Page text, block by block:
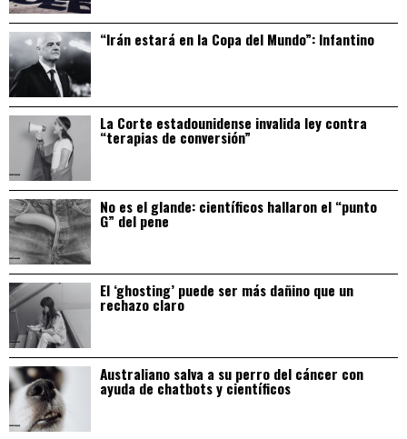
“Irán estará en la Copa del Mundo”: Infantino
La Corte estadounidense invalida ley contra
“terapias de conversión”
No es el glande: científicos hallaron el “punto
G” del pene
El ‘ghosting’ puede ser más dañino que un
rechazo claro
Australiano salva a su perro del cáncer con
ayuda de chatbots y científicos